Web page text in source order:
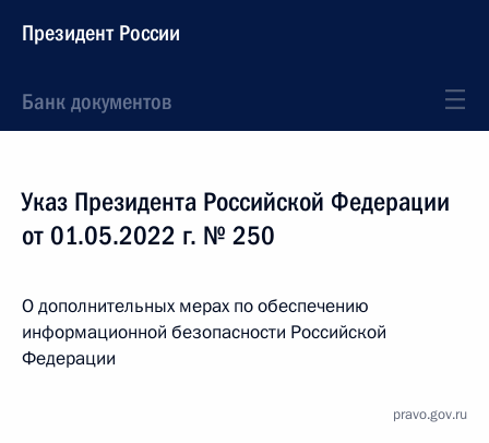
Президент России
Банк документов
Указ Президента Российской Федерации
от 01.05.2022 г. № 250
О дополнительных мерах по обеспечению
информационной безопасности Российской
Федерации
pravo.gov.ru